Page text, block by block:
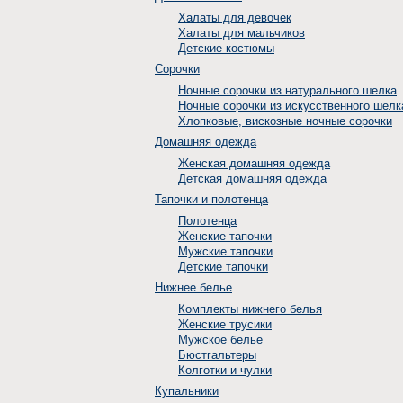
Халаты для девочек
Халаты для мальчиков
Детские костюмы
Сорочки
Ночные сорочки из натурального шелка
Ночные сорочки из искусственного
Хлопковые, вискозные ночные сорочки
Домашняя одежда
Женская домашняя одежда
Детская домашняя одежда
Тапочки и полотенца
Полотенца
Женские тапочки
Мужские тапочки
Детские тапочки
Нижнее белье
Комплекты нижнего белья
Женские трусики
Мужское белье
Бюстгальтеры
Колготки и чулки
Купальники